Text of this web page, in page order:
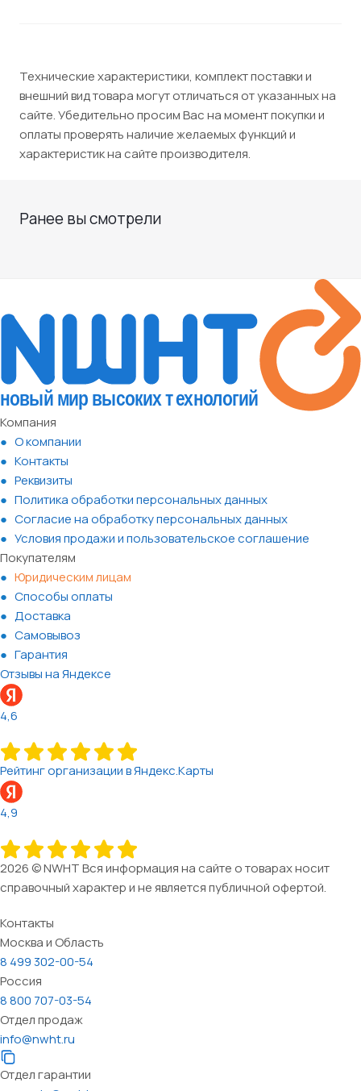
Технические характеристики, комплект поставки и
внешний вид товара могут отличаться от указанных на
сайте. Убедительно просим Вас на момент покупки и
оплаты проверять наличие желаемых функций и
характеристик на сайте производителя.
Ранее вы смотрели
Компания
О компании
Контакты
Реквизиты
Политика обработки персональных данных
Согласие на обработку персональных данных
Условия продажи и пользовательское соглашение
Покупателям
Юридическим лицам
Способы оплаты
Доставка
Самовывоз
Гарантия
Отзывы на Яндексе
4,6
Рейтинг организации в Яндекс.Карты
4,9
2026 © NWHT Вся информация на сайте о товарах носит
справочный характер и не является публичной офертой.
Контакты
Москва и Область
8 499 302-00-54
Россия
8 800 707-03-54
Отдел продаж
info@nwht.ru
Отдел гарантии